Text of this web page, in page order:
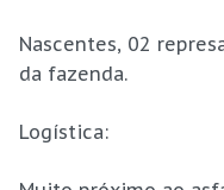
Nascentes, 02
da fazenda.
Logística: